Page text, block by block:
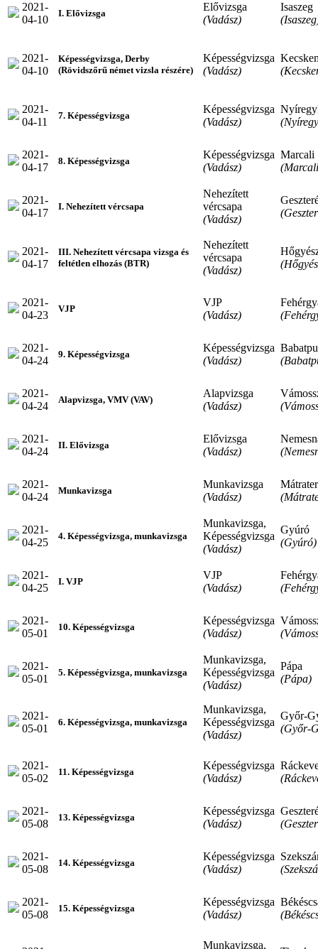
2021-
04-10
I. Elővizsga
Elővizsga
(Vadász)
Isaszeg
2021-
04-10
Képességvizsga, Derby
(Rövidszőrű német vizsla részére)
Képességvizsga
(Vadász)
2021-
04-11
7. Képességvizsga
Képességvizsga
(Vadász)
2021-
04-17
8. Képességvizsga
Képességvizsga
(Vadász)
Marcali
2021-
04-17
I. Nehezített vércsapa
Nehezített
vércsapa
(Vadász)
2021-
04-17
III. Nehezített vércsapa vizsga és
feltétlen elhozás (BTR)
Nehezített
vércsapa
(Vadász)
2021-
04-23
VJP
VJP
(Vadász)
2021-
04-24
9. Képességvizsga
Képességvizsga
(Vadász)
2021-
04-24
Alapvizsga, VMV (VAV)
Alapvizsga
(Vadász)
2021-
04-24
II. Elővizsga
Elővizsga
(Vadász)
2021-
04-24
Munkavizsga
Munkavizsga
(Vadász)
2021-
04-25
4. Képességvizsga, munkavizsga
Munkavizsga,
Képességvizsga
(Vadász)
Gyúró
(Gyúró)
2021-
04-25
I. VJP
VJP
(Vadász)
2021-
05-01
10. Képességvizsga
Képességvizsga
(Vadász)
2021-
05-01
5. Képességvizsga, munkavizsga
Munkavizsga,
Képességvizsga
(Vadász)
Pápa
(Pápa)
2021-
05-01
6. Képességvizsga, munkavizsga
Munkavizsga,
Képességvizsga
(Vadász)
Győr-
(Győr-
2021-
05-02
11. Képességvizsga
Képességvizsga
(Vadász)
2021-
05-08
13. Képességvizsga
Képességvizsga
(Vadász)
2021-
05-08
14. Képességvizsga
Képességvizsga
(Vadász)
2021-
05-08
15. Képességvizsga
Képességvizsga
(Vadász)
Munkavizsga,